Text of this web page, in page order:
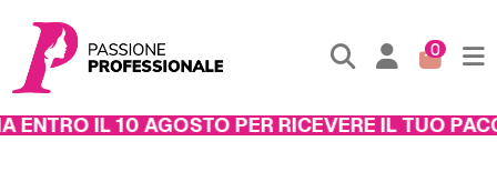
0
IL 10 AGOSTO PER RICEVERE IL TUO